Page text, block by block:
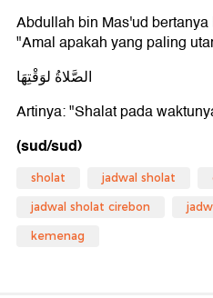
Abdullah bin Mas'ud
"Amal apakah yang paling
الصَّلاةُ لوَقْتِهَا
Artinya: "Shalat pada
(sud/sud)
sholat jadwal sholat
jadwal sholat cirebon
kemenag